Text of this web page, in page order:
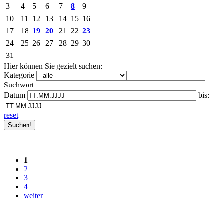
3
4 5 6 7 8
9
10
11 12 13 14 15 16
17
18 19 20 21 22 23
24
25 26 27 28 29 30
31
Hier können Sie gezielt suchen:
Kategorie
Suchwort
Datum
bis:
reset
1
2
3
4
weiter